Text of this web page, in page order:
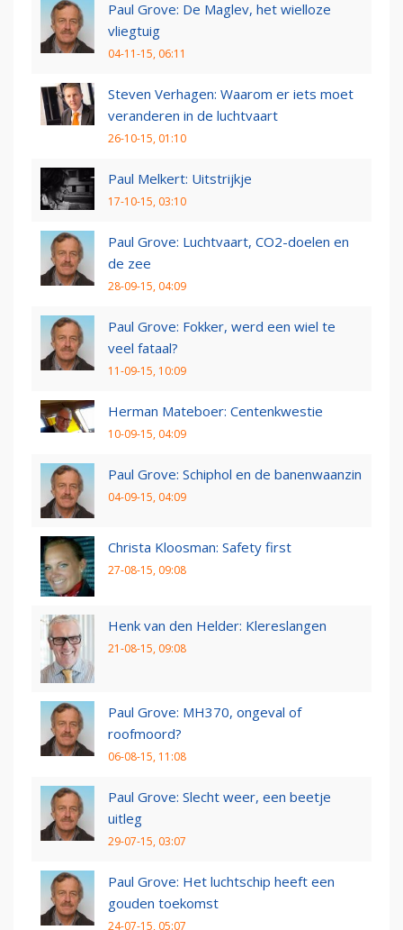
Paul Grove: De Maglev, het wielloze
vliegtuig
04-11-15, 06:11
Steven Verhagen: Waarom er iets moet
veranderen in de luchtvaart
26-10-15, 01:10
Paul Melkert: Uitstrijkje
17-10-15, 03:10
Paul Grove: Luchtvaart, CO2-doelen en
de zee
28-09-15, 04:09
Paul Grove: Fokker, werd een wiel te
veel fataal?
11-09-15, 10:09
Herman Mateboer: Centenkwestie
10-09-15, 04:09
Paul Grove: Schiphol en de banenwaanzin
04-09-15, 04:09
Christa Kloosman: Safety first
27-08-15, 09:08
Henk van den Helder: Klereslangen
21-08-15, 09:08
Paul Grove: MH370, ongeval of
roofmoord?
06-08-15, 11:08
Paul Grove: Slecht weer, een beetje
uitleg
29-07-15, 03:07
Paul Grove: Het luchtschip heeft een
gouden toekomst
24-07-15, 05:07